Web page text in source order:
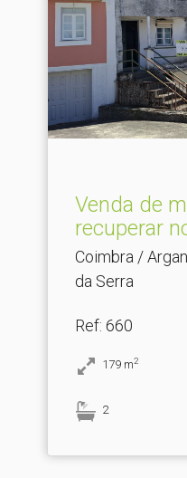
Venda de
recuperar
Coimbra /
da Serra
Ref: 660
179 m2
2